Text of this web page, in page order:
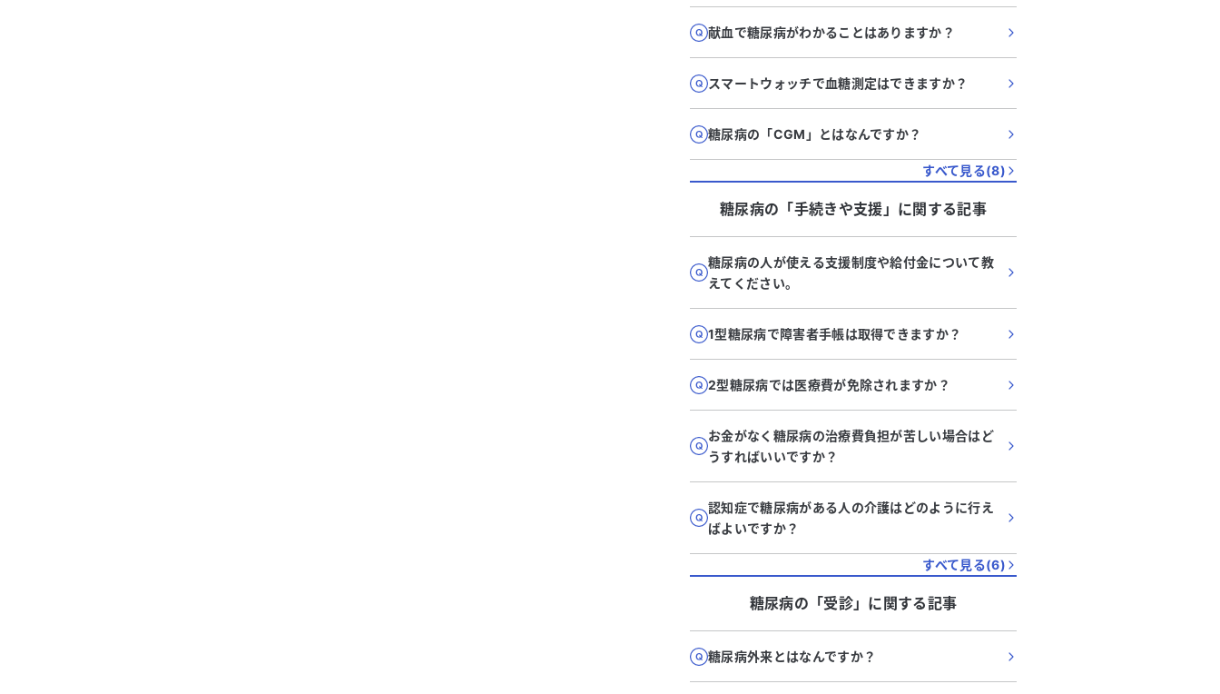
献血で糖尿病がわかることはありますか？
スマートウォッチで血糖測定はできますか？
糖尿病の「CGM」とはなんですか？
すべて見る(8)
糖尿病の「手続きや支援 」に関する記事
糖尿病の人が使える支援制度や給付金について教
えてください。
1型糖尿病で障害者手帳は取得できますか？
2型糖尿病では医療費が免除されますか？
お金がなく糖尿病の治療費負担が苦しい場合はど
うすればいいですか？
認知症で糖尿病がある人の介護はどのように行え
ばよいですか？
すべて見る(6)
糖尿病の「受診」に関する記事
糖尿病外来とはなんですか？